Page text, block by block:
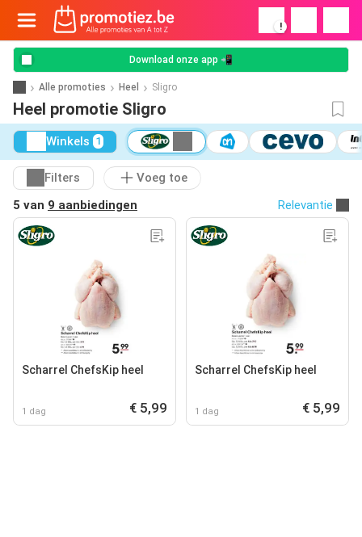
!
Download onze app 📲
Alle promoties Heel Sligro
Heel promotie Sligro
Winkels 1
Filters
Voeg toe
5 van 9 aanbiedingen Relevantie
Scharrel ChefsKip heel
1 dag € 5,99
Scharrel ChefsKip heel
1 dag € 5,99